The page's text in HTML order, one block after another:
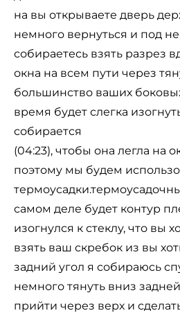
на вы открываете дверь
немного вернуться и под
собираетесь взять разрез
окна на всем пути через
большинство ваших
время будет слегка
собирается
(04:23), чтобы она легла на
поэтому мы будем
самом деле будет контур
изогнулся к стеклу, что вы
взять ваш скребок из вы
задний угол я собираюсь
немного тянуть вниз
прийти через верх и